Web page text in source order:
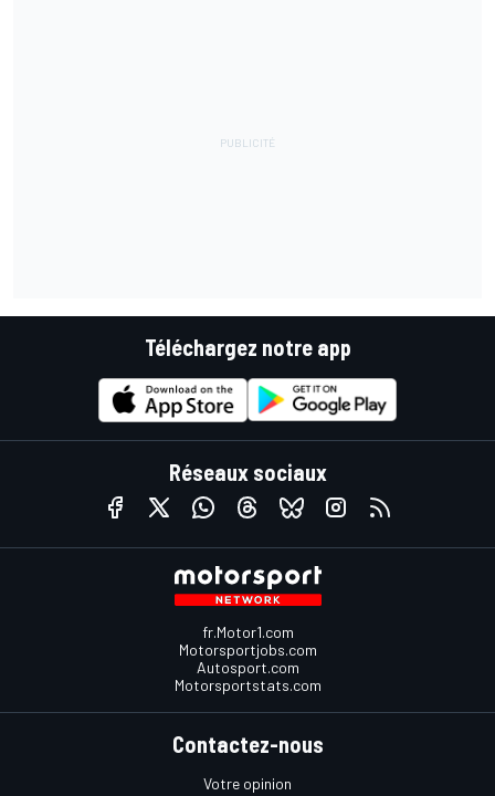
Téléchargez notre app
Réseaux sociaux
fr.Motor1.com
Motorsportjobs.com
Autosport.com
Motorsportstats.com
Contactez-nous
Votre opinion